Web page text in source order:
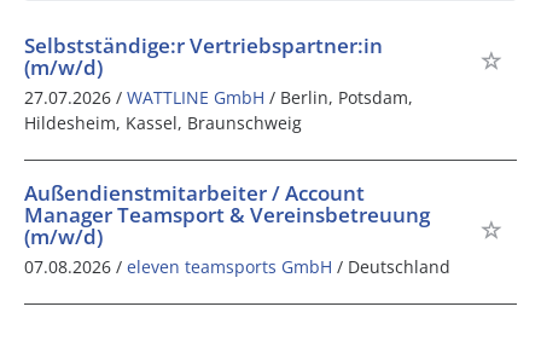
Selbstständige:r Vertriebspartner:in
(m/w/d)
27.07.2026 / WATTLINE GmbH / Berlin, Potsdam,
Hildesheim, Kassel, Braunschweig
Außendienstmitarbeiter / Account
Manager Teamsport & Vereinsbetreuung
(m/w/d)
07.08.2026 / eleven teamsports GmbH / Deutschland